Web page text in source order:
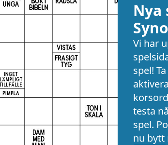
Nya
Vi har
spel!
testa
spel.
nu bytt